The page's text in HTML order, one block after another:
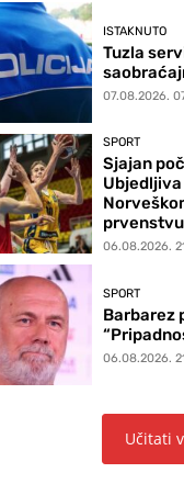
ISTAKNUTO
Tuzla
07.08.2026.
SPORT
Sjajan
prvenstvu
06.08.2026.
SPORT
Barbarez
06.08.2026.
Učitati